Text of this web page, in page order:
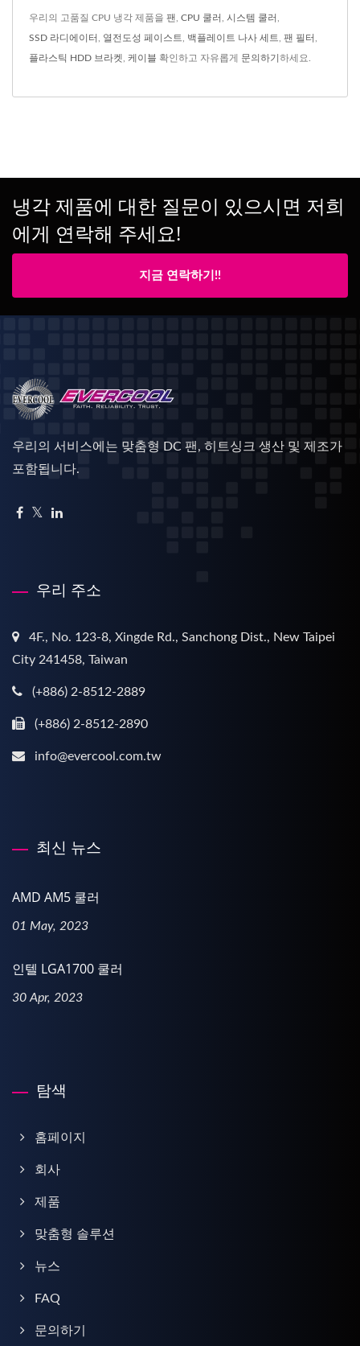
우리의 고품질 CPU 냉각 제품을 팬 CPU 쿨러 시스템 쿨러
SSD 라디에이터 열전도성 페이스트 백플레이트 나사 세트 팬 필터
플라스틱 HDD 브라켓 케이블 확인하고 자유롭게 문의하기 하세요.
냉각 제품에 대한 질문이 있으시면 저희
에게 연락해 주세요!
지금 연락하기!!
우리의 서비스에는 맞춤형 DC 팬, 히트싱크 생산 및 제조가
포함됩니다.
우리 주소
4F., No. 123-8, Xingde Rd., Sanchong Dist., New Taipei
City 241458, Taiwan
(+886) 2-8512-2889
(+886) 2-8512-2890
info@evercool.com.tw
최신 뉴스
AMD AM5 쿨러
01 May, 2023
인텔 LGA1700 쿨러
30 Apr, 2023
탐색
홈페이지
회사
제품
맞춤형 솔루션
뉴스
FAQ
문의하기